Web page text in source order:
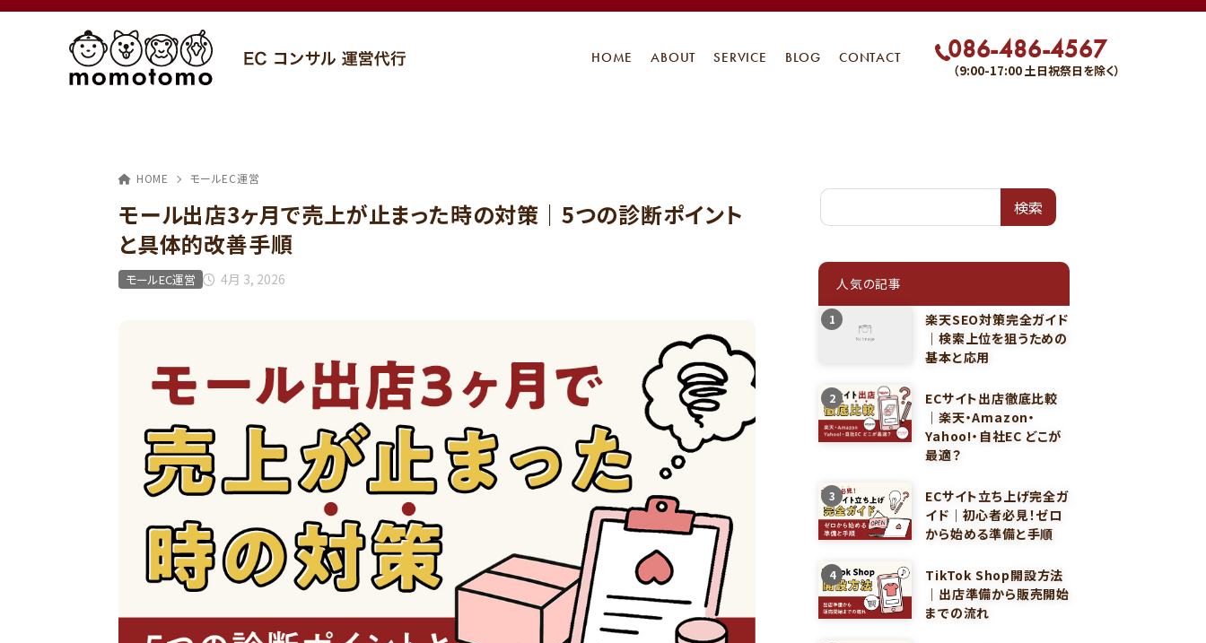
HOME ABOUT SERVICE BLOG CONTACT 086-486-4567
（9:00-17:00 土日祝祭日を除く）
HOME モールEC運営
モール出店3ヶ月で売上が止まった時の対策｜5つの診断ポイント
と具体的改善手順
4月 3, 2026
モールEC運営
検索
人気の記事
1
楽天SEO対策完全ガイド
｜検索上位を狙うための
基本と応用
2
ECサイト出店徹底比較
｜楽天・Amazon・
Yahoo!・自社EC どこが
最適？
3
ECサイト立ち上げ完全ガ
イド｜初心者必見！ゼロ
から始める準備と手順
4
TikTok Shop開設方法
｜出店準備から販売開始
までの流れ